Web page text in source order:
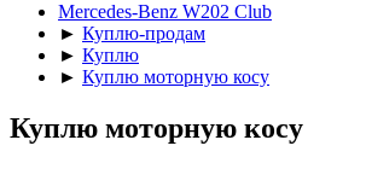
Mercedes-Benz W202 Club
► Куплю-продам
► Куплю
► Куплю моторную косу
Куплю моторную косу